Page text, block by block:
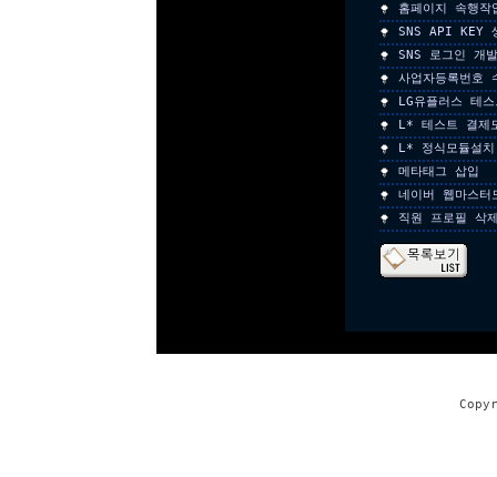
홈페이지 속행작
SNS API KEY
SNS 로그인 개발
사업자등록번호
LG유플러스 테
L* 테스트 결제
L* 정식모듈설치
메타태그 삽입
네이버 웹마스터
직원 프로필 삭